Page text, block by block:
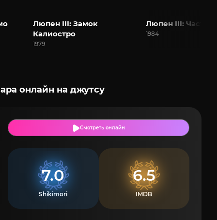
Люпен III: Замок
Калиостро
1979
Люпен III: Часть III
1984
онлайн на джутсу
Смотреть онлайн
7.0
Shikimori
6.5
IMDB